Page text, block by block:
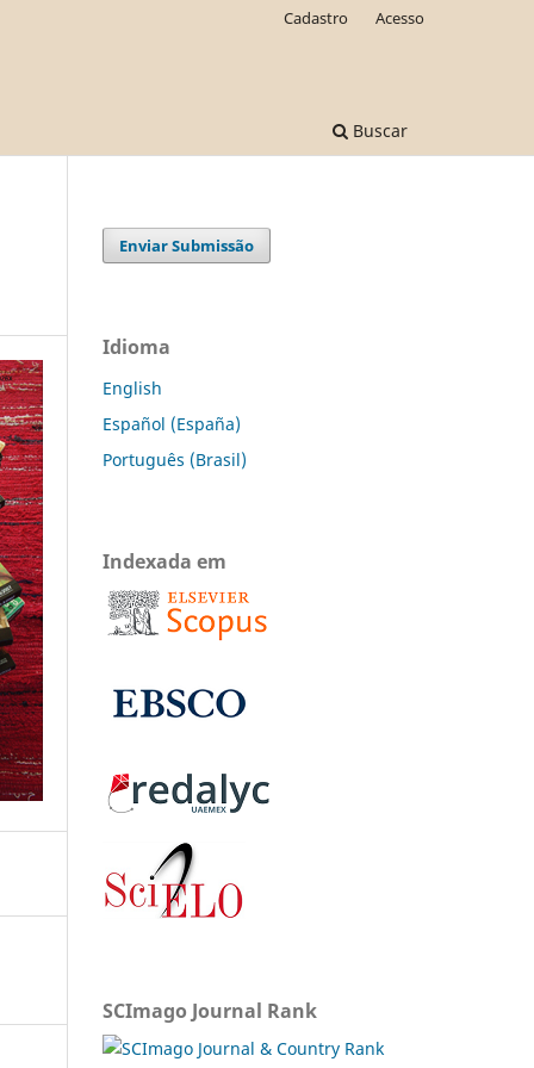
Buscar
Cadastro Acesso
Enviar Submissão
Idioma
English
Español (España)
Português (Brasil)
Indexada em
SCImago Journal Rank